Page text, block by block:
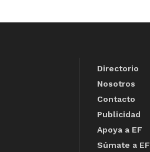
Directorio
Nosotros
Contacto
Publicidad
Apoya a EF
Súmate a EF